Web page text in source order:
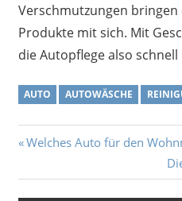
Verschmutzungen
Produkte mit sich. Mit
die Autopflege also
AUTO AUTOWÄSCHE
Vorheriger
Welches Auto für den